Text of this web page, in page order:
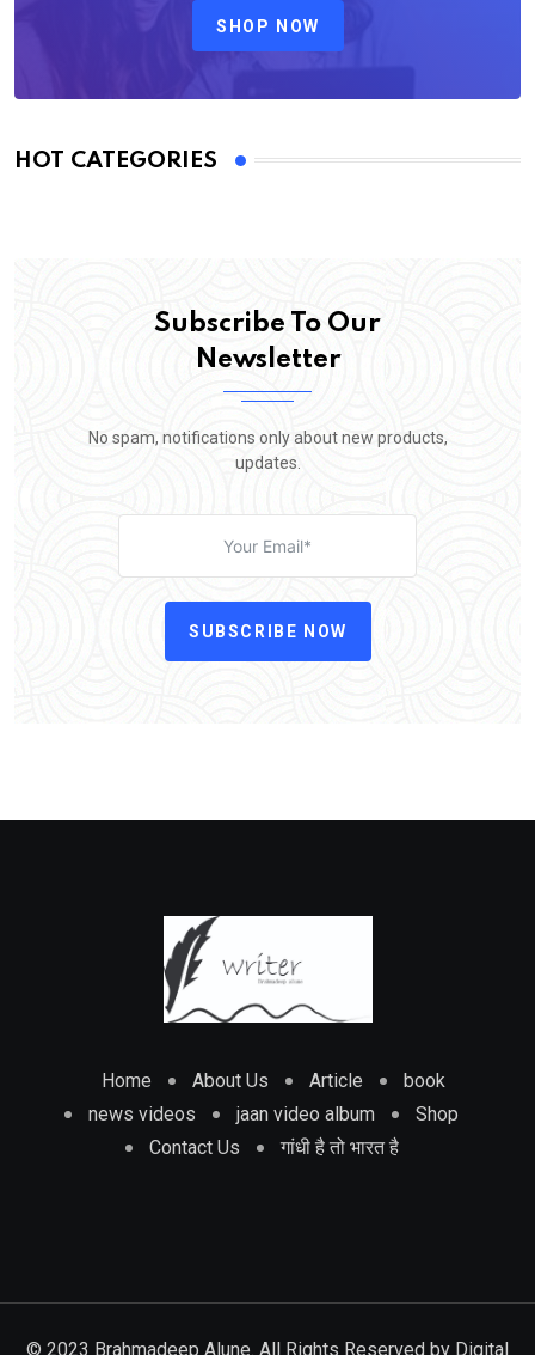
SHOP NOW
HOT CATEGORIES
Subscribe To Our
Newsletter
No spam, notifications only about new products,
updates.
SUBSCRIBE NOW
Home About Us Article
book
news videos
jaan video album
Shop
Contact Us
गांधी है तो भारत है
© 2023 Brahmadeep Alune. All Rights Reserved by Digital